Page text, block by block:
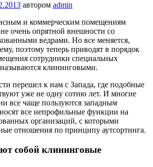
автором admin
и коммерческим помещениям
очень опрятной внешности со
ведрами. Но все меняется,
поэтому теперь приводят в порядок
сотрудники специальных
клининговыми.
перешел к нам с Запада, где подобные
уже не одну сотню лет. И многие
все чаще пользуются западным
все непрофильные функции на
организаций, с которыми
отношения по принципу аутсортинга.
собой клининговые